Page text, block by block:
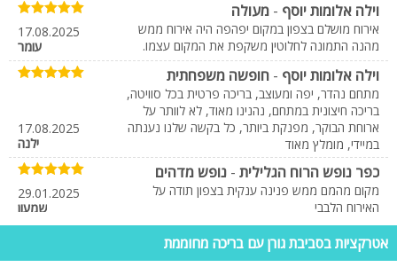
מלבד נופשים, וילות בגורן מציעות עצמן כאלטרנטיבה מקסימה במיוחד
לאירועים קטנים כגון: ימי הולדת, הצעות נישואין, מסיבת רווקות/רווקים, ימי כיף,
עובדי חברה ועוד. הווילה תשמש אתכם לכל סוג אירוע שתבחרו ותתאים את
עצמה לאופי המסיבה. היתרון המשמעותי בווילה לעומת אולם אירועים או כל
מתחם אחר הינו שהכול נמצא במקום אחד - לינה, ארוחה, אטרקציות, נותני
שירות, מתחמי ספא ועוד. אין צורך עוד לפנות לכמות של אנשי מקצוע בכדי
להפיק ערב אחד. ניתן לקבל הכל תחת קורת גג אחת!
וילה אלומות יוסף - מעולה
אירוח מושלם בצפון במקום יפהפה היה אירוח ממש
מהנה התמונה לחלוטין משקפת את המקום עצמו.
17.08.2025
עומר
וילה אלומות יוסף - חופשה משפחתית
מתחם נהדר, יפה ומעוצב, בריכה פרטית בכל סוויטה,
בריכה חיצונית במתחם, נהנינו מאוד, לא לוותר על
ארוחת הבוקר, מפנקת ביותר, כל בקשה שלנו נענתה
במיידי, מומלץ מאוד
17.08.2025
ילנה
כפר נופש הרוח הגלילית - נופש מדהים
מקום מהמם ממש פנינה ענקית בצפון תודה על
האירוח הלבבי
29.01.2025
שמעון
כפר נופש הרוח הגלילית-חוות דעת
הגענו למתחם הייתה חוויה לא נורמלית ממש כמו בית
10.10.2022
אטרקציות בסביבת גורן עם בריכה מחוממת